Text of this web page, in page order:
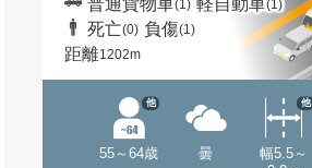
普通貨物車(1) 軽自動車(1)
死亡(0) 負傷(1)
距離1202m
55～64歳
他
曇
幅5.5～
他